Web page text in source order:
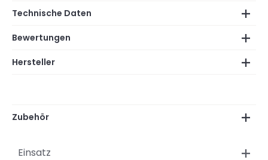
Technische Daten
Bewertungen
Hersteller
Zubehör
Einsatz